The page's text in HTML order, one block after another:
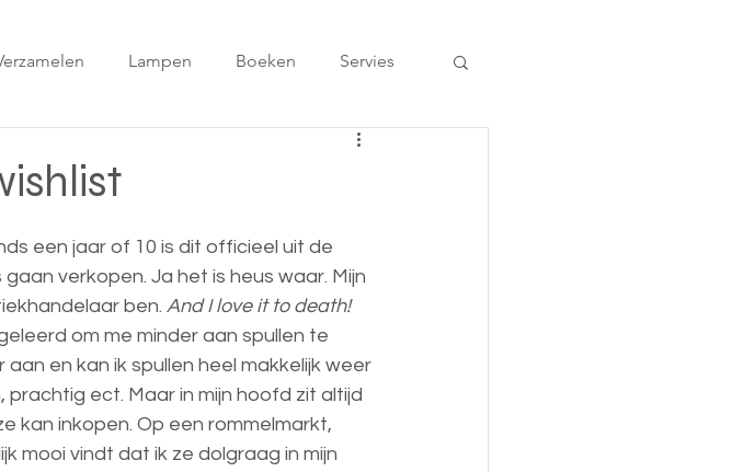
Lampen Boeken Servies
een jaar of 10 is dit officieel uit de
verkopen. Ja het is heus waar. Mijn
ben. And I love it to death!
om me minder aan spullen te
en kan ik spullen heel makkelijk weer
ect. Maar in mijn hoofd zit altijd
kan inkopen. Op een rommelmarkt,
mooi vindt dat ik ze dolgraag in mijn